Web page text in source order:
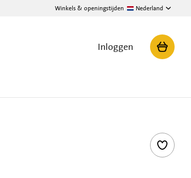
Winkels & openingstijden Nederland
Inloggen